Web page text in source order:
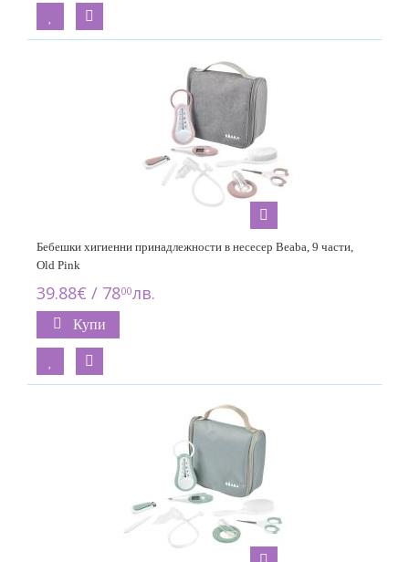
Бебешки хигиенни принадлежности в несесер Beaba, 9 части,
Old Pink
39.88€ / 7800лв.
Купи